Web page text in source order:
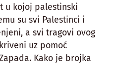
u kojoj palestinski
su svi Palestinci i
a svi tragovi ovog
uz pomoć
Kako je brojka